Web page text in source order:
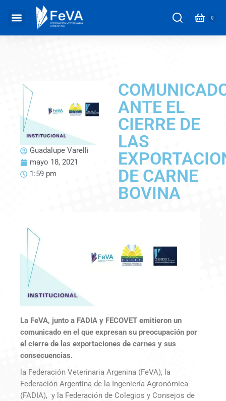
Guadalupe Varelli
mayo 18, 2021
1:59 pm
ANTE EL
CIERRE DE
LAS
DE CARNE
BOVINA
La FeVA, junto a FADIA y FECOVET emitieron un
comunicado en el que expresan su preocupación por
el cierre de las exportaciones de carnes y sus
consecuencias.
la Federación Veterinaria Argenina (FeVA), la
Federación Argentina de la Ingeniería Agronómica
(FADIA), y la Federación de Colegios y Consejos de